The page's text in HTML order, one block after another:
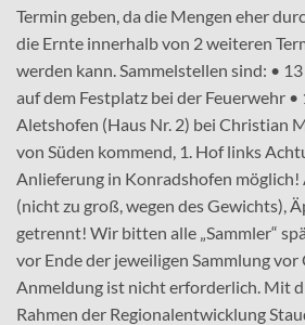
Termin geben, da die Mengen eher
die Ernte innerhalb von 2 weiteren
werden kann. Sammelstellen sind: •
auf dem Festplatz bei der Feuerwehr •
Aletshofen (Haus Nr. 2) bei Christian
von Süden kommend, 1. Hof links
Anlieferung in Konradshofen möglich!
(nicht zu groß, wegen des Gewichts),
getrennt! Wir bitten alle „Sammler“
vor Ende der jeweiligen Sammlung vor
Anmeldung ist nicht erforderlich. Mit
Rahmen der Regionalentwicklung